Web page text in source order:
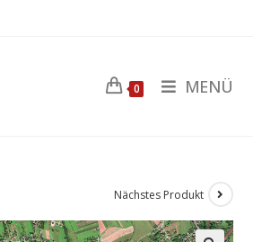
0 MENÜ
Nächstes Produkt